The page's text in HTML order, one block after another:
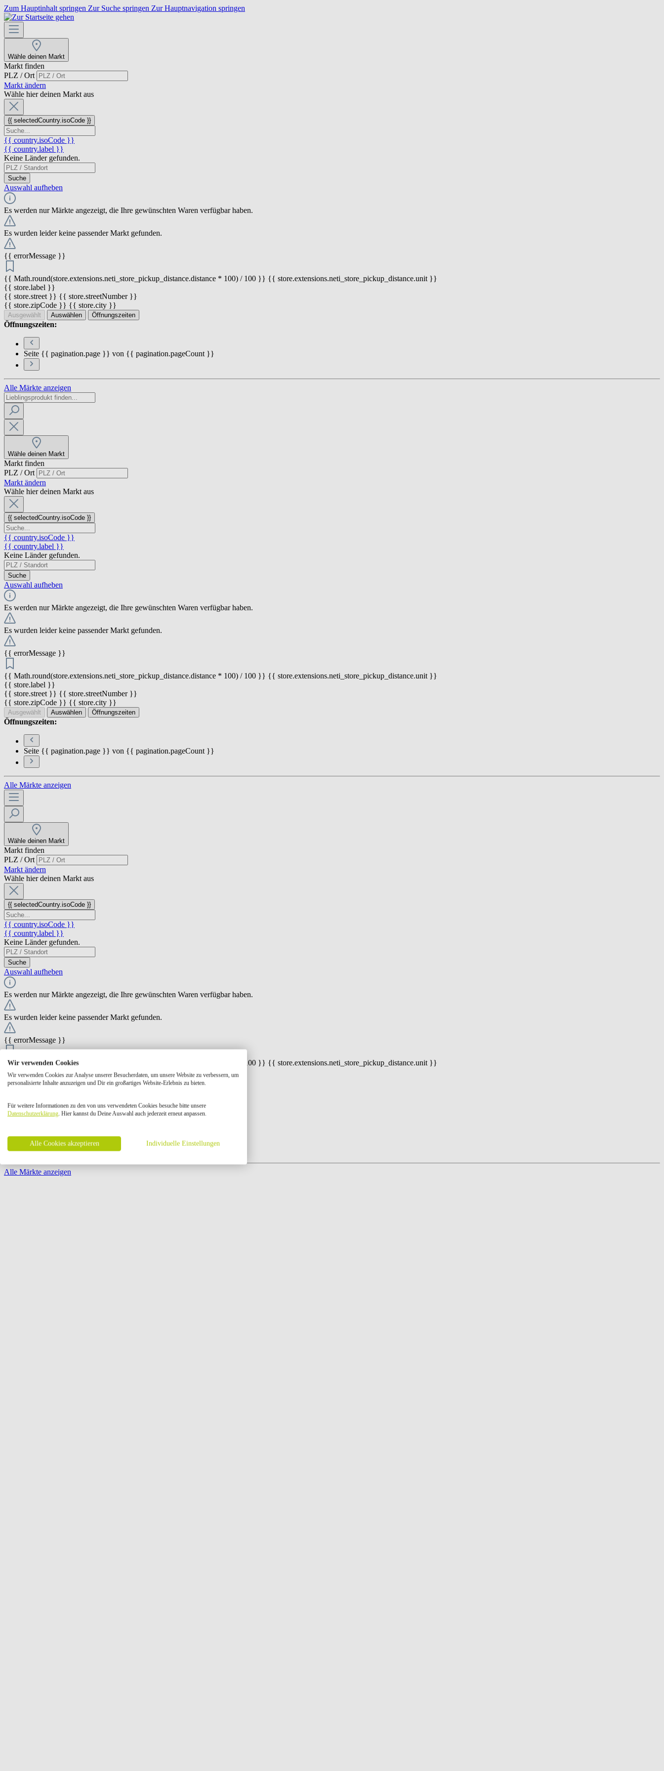
Zum Hauptinhalt springen Zur Suche springen Zur Hauptnavigation springen
Wähle deinen Markt
Markt finden
PLZ / Ort
Markt ändern
Wähle hier deinen Markt aus
{{ selectedCountry.isoCode }}
{{ country.isoCode }}
{{ country.label }}
Keine Länder gefunden.
Suche
Auswahl aufheben
Es werden nur Märkte angezeigt, die Ihre gewünschten Waren verfügbar haben.
Es wurden leider keine passender Markt gefunden.
{{ errorMessage }}
{{ Math.round(store.extensions.neti_store_pickup_distance.distance * 100) / 100 }} {{ store.extensions.neti_store_pickup_distance.unit }}
{{ store.label }}
{{ store.street }} {{ store.streetNumber }}
{{ store.zipCode }} {{ store.city }}
Ausgewählt Auswählen Öffnungszeiten
Öffnungszeiten:
Seite {{ pagination.page }} von {{ pagination.pageCount }}
Alle Märkte anzeigen
Wähle deinen Markt
Markt finden
PLZ / Ort
Markt ändern
Wähle hier deinen Markt aus
{{ selectedCountry.isoCode }}
{{ country.isoCode }}
{{ country.label }}
Keine Länder gefunden.
Suche
Auswahl aufheben
Es werden nur Märkte angezeigt, die Ihre gewünschten Waren verfügbar haben.
Es wurden leider keine passender Markt gefunden.
{{ errorMessage }}
{{ Math.round(store.extensions.neti_store_pickup_distance.distance * 100) / 100 }} {{ store.extensions.neti_store_pickup_distance.unit }}
{{ store.label }}
{{ store.street }} {{ store.streetNumber }}
{{ store.zipCode }} {{ store.city }}
Ausgewählt Auswählen Öffnungszeiten
Öffnungszeiten:
Seite {{ pagination.page }} von {{ pagination.pageCount }}
Alle Märkte anzeigen
Wähle deinen Markt
Markt finden
PLZ / Ort
Markt ändern
Wähle hier deinen Markt aus
{{ selectedCountry.isoCode }}
{{ country.isoCode }}
{{ country.label }}
Keine Länder gefunden.
Suche
Auswahl aufheben
Es werden nur Märkte angezeigt, die Ihre gewünschten Waren verfügbar haben.
Es wurden leider keine passender Markt gefunden.
{{ errorMessage }}
{{ Math.round(store.extensions.neti_store_pickup_distance.distance * 100) / 100 }} {{ store.extensions.neti_store_pickup_distance.unit }}
{{ store.label }}
{{ store.street }} {{ store.streetNumber }}
{{ store.zipCode }} {{ store.city }}
Öffnungszeiten:
Seite {{ pagination.page }} von {{ pagination.pageCount }}
Alle Märkte anzeigen
Wir verwenden Cookies
Wir verwenden Cookies zur Analyse unserer Besucherdaten, um unsere Website zu verbessern, um
personalisierte Inhalte anzuzeigen und Dir ein großartiges Website-Erlebnis zu bieten.
Für weitere Informationen zu den von uns verwendeten Cookies besuche bitte unsere
Datenschutzerklärung. Hier kannst du Deine Auswahl auch jederzeit erneut anpassen.
Alle Cookies akzeptieren Individuelle Einstellungen